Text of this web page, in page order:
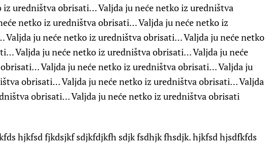
iz uredništva obrisati… Valjda ju neće netko iz uredništva
netko iz uredništva obrisati… Valjda ju neće netko iz
ju neće netko iz uredništva obrisati… Valjda ju neće netko
Valjda ju neće netko iz uredništva obrisati… Valjda ju neće
Valjda ju neće netko iz uredništva obrisati… Valjda ju
obrisati… Valjda ju neće netko iz uredništva obrisati… Valjda
obrisati… Valjda ju neće netko iz uredništva obrisati
hjkfsd fjkdsjkf sdjkfdjkfh sdjk fsdhjk fhsdjk. hjkfsd hjsdfkfds